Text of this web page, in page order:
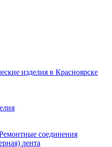
соединения
лента